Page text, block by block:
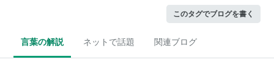
このタグでブログを書く
言葉の解説 ネットで話題 関連ブログ